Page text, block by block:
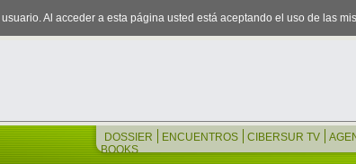
Al acceder a esta página usted está aceptando el uso de las
DOSSIER ENCUENTROS CIBERSUR TV
BOOKS